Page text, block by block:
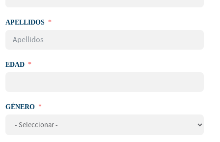
APELLIDOS
EDAD
GÉNERO